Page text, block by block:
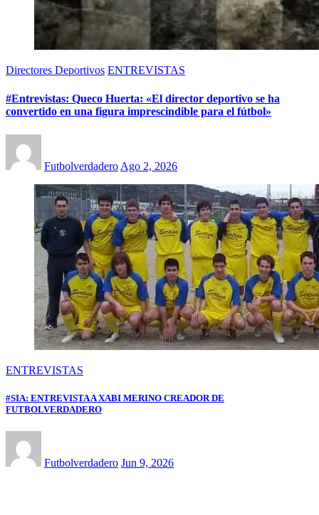
Directores Deportivos ENTREVISTAS
#Entrevistas: Queco Huerta: «El director deportivo se ha
convertido en una figura imprescindible para el fútbol»
Futbolverdadero Ago 2, 2026
ENTREVISTAS
#SIA: ENTREVISTA A XABI MERINO CREADOR DE
FUTBOLVERDADERO
Futbolverdadero Jun 9, 2026